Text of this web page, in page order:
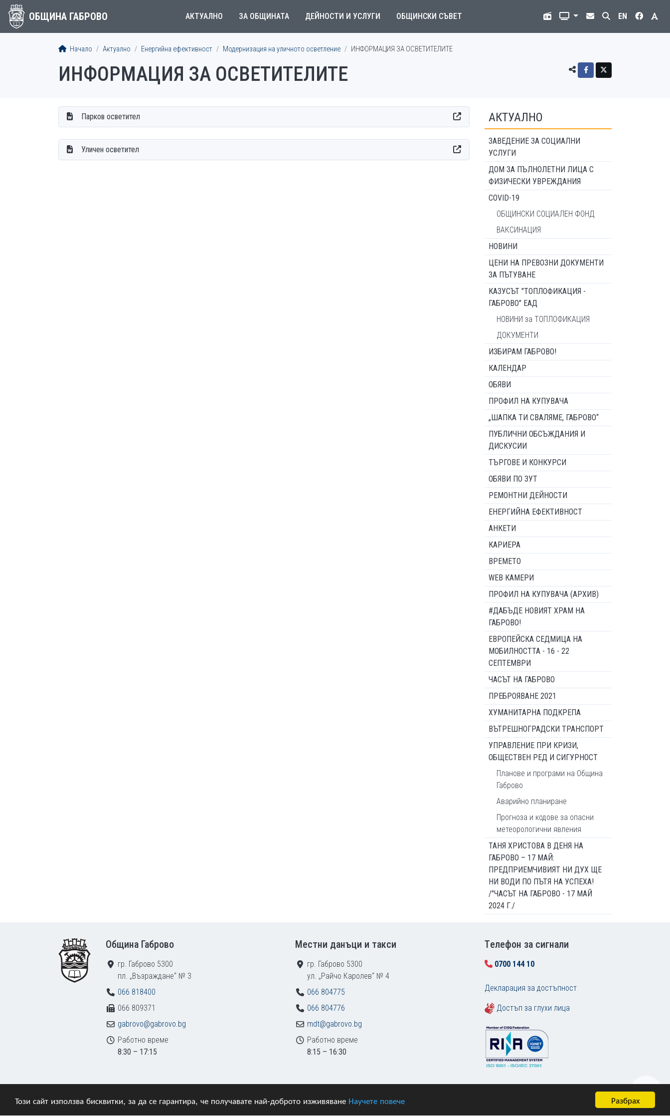
Разбрах
Този сайт използва бисквитки, за да се гарантира, че получавате най-доброто изживяване Научете повече
ОБЩИНА ГАБРОВО АКТУАЛНО ЗА ОБЩИНАТА ДЕЙНОСТИ И УСЛУГИ ОБЩИНСКИ СЪВЕТ EN
Начало Актуално Енергийна ефективност Модернизация на уличното осветление ИНФОРМАЦИЯ ЗА ОСВЕТИТЕЛИТЕ
ИНФОРМАЦИЯ ЗА ОСВЕТИТЕЛИТЕ
Парков осветител
Уличен осветител
АКТУАЛНО
ЗАВЕДЕНИЕ ЗА СОЦИАЛНИ
УСЛУГИ
ДОМ ЗА ПЪЛНОЛЕТНИ ЛИЦА С
ФИЗИЧЕСКИ УВРЕЖДАНИЯ
COVID-19
ОБЩИНСКИ СОЦИАЛЕН ФОНД
ВАКСИНАЦИЯ
НОВИНИ
ЦЕНИ НА ПРЕВОЗНИ ДОКУМЕНТИ
ЗА ПЪТУВАНЕ
КАЗУСЪТ "ТОПЛОФИКАЦИЯ -
ГАБРОВО" ЕАД
НОВИНИ за ТОПЛОФИКАЦИЯ
ДОКУМЕНТИ
ИЗБИРАМ ГАБРОВО!
КАЛЕНДАР
ОБЯВИ
ПРОФИЛ НА КУПУВАЧА
„ШАПКА ТИ СВАЛЯМЕ, ГАБРОВО“
ПУБЛИЧНИ ОБСЪЖДАНИЯ И
ДИСКУСИИ
ТЪРГОВЕ И КОНКУРСИ
ОБЯВИ ПО ЗУТ
РЕМОНТНИ ДЕЙНОСТИ
ЕНЕРГИЙНА ЕФЕКТИВНОСТ
АНКЕТИ
КАРИЕРА
ВРЕМЕТО
WEB КАМЕРИ
ПРОФИЛ НА КУПУВАЧА (АРХИВ)
#ДАБЪДЕ НОВИЯТ ХРАМ НА
ГАБРОВО!
ЕВРОПЕЙСКА СЕДМИЦА НА
МОБИЛНОСТТА - 16 - 22
СЕПТЕМВРИ
ЧАСЪТ НА ГАБРОВО
ПРЕБРОЯВАНЕ 2021
ХУМАНИТАРНА ПОДКРЕПА
ВЪТРЕШНОГРАДСКИ ТРАНСПОРТ
УПРАВЛЕНИЕ ПРИ КРИЗИ,
ОБЩЕСТВЕН РЕД И СИГУРНОСТ
Планове и програми на Община
Габрово
Аварийно планиране
Прогноза и кодове за опасни
метеорологични явления
ТАНЯ ХРИСТОВА В ДЕНЯ НА
ГАБРОВО – 17 МАЙ:
ПРЕДПРИЕМЧИВИЯТ НИ ДУХ ЩЕ
НИ ВОДИ ПО ПЪТЯ НА УСПЕХА!
/"ЧАСЪТ НА ГАБРОВО - 17 МАЙ
2024 Г./
Община Габрово
гр. Габрово 5300
пл. „Възраждане“ № 3
066 818400
066 809371
gabrovo@gabrovo.bg
Работно време
8:30 – 17:15
Местни данъци и такси
гр. Габрово 5300
ул. „Райчо Каролев“ № 4
066 804775
066 804776
mdt@gabrovo.bg
Работно време
8:15 – 16:30
Tелефон за сигнали
0700 144 10
Декларация за достъпност
Достъп за глухи лица
© 2009–2026 Община Габрово. Всички права запазени.